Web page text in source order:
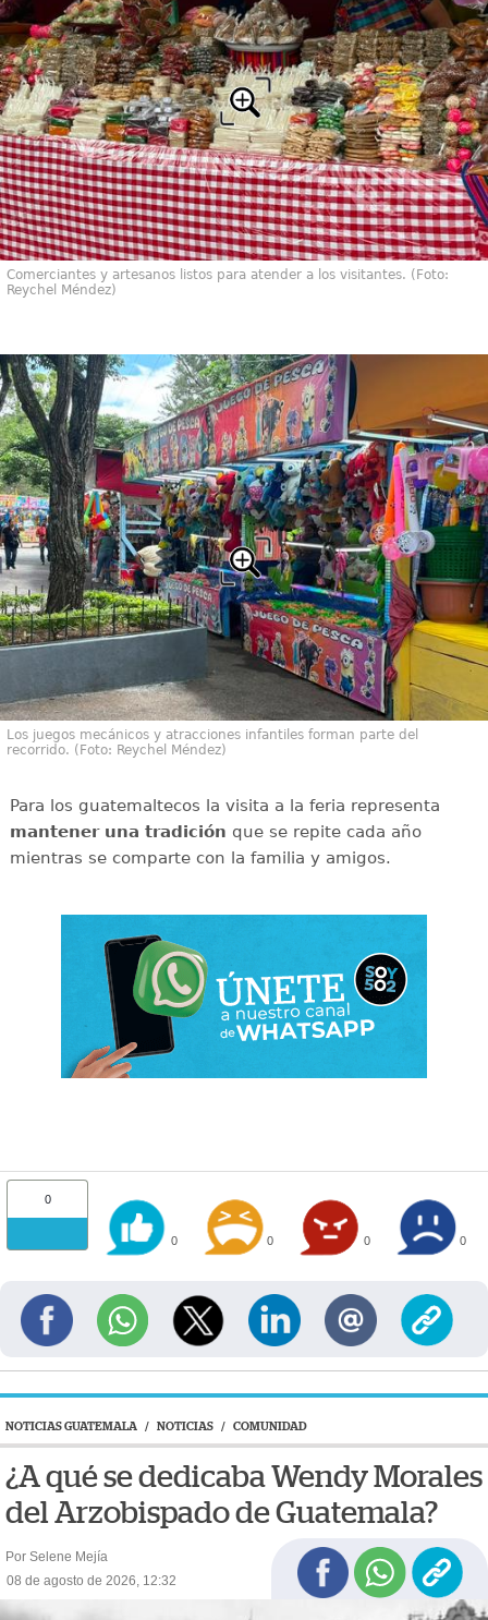
Comerciantes y artesanos listos para atender a los visitantes. (Foto:
Reychel Méndez)
Los juegos mecánicos y atracciones infantiles forman parte del
recorrido. (Foto: Reychel Méndez)
Para los guatemaltecos la visita a la feria representa
mantener una tradición que se repite cada año
mientras se comparte con la familia y amigos.
0
0 0 0 0
NOTICIAS GUATEMALA / NOTICIAS / COMUNIDAD
¿A qué se dedicaba Wendy Morales
del Arzobispado de Guatemala?
Por Selene Mejía
08 de agosto de 2026, 12:32